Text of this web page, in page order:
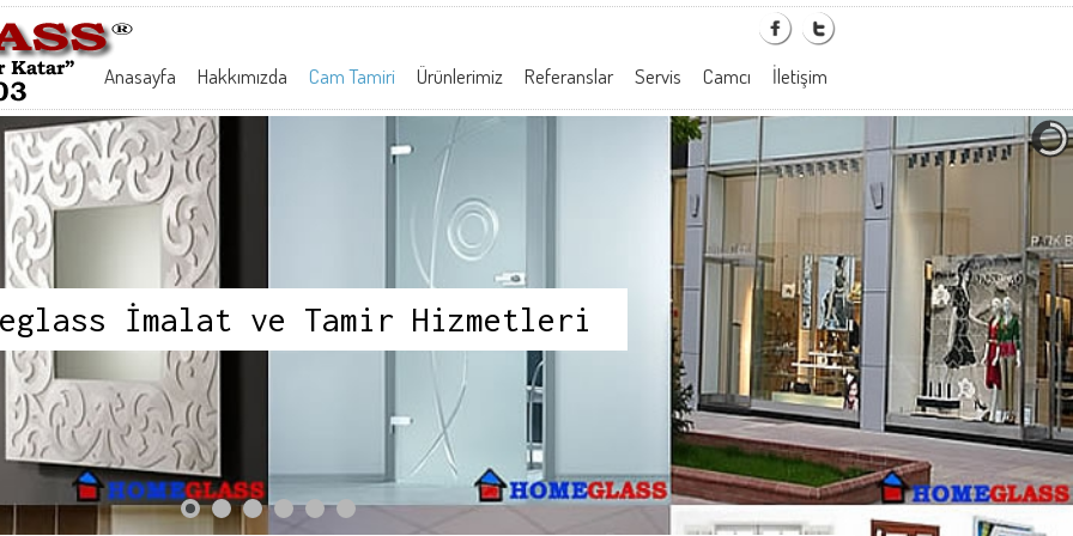
Anasayfa Hakkımızda Cam Tamiri Ürünlerimiz Referanslar Servis Camcı İletişim
İmalat ve Tamir Hizmetleri